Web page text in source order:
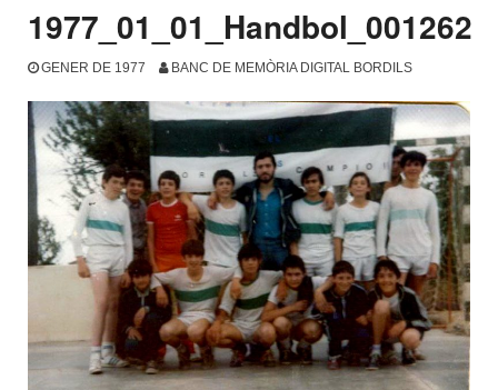
1977_01_01_Handbol_001262
GENER DE 1977 BANC DE MEMÒRIA DIGITAL BORDILS